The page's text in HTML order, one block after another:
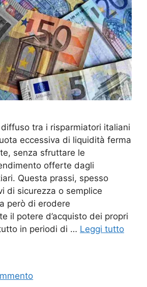
tra i risparmiatori italiani
eccessiva di liquidità ferma
senza sfruttare le
offerte dagli
Questa prassi, spesso
di sicurezza o semplice
però di erodere
il potere d’acquisto dei propri
in periodi di … Leggi tutto